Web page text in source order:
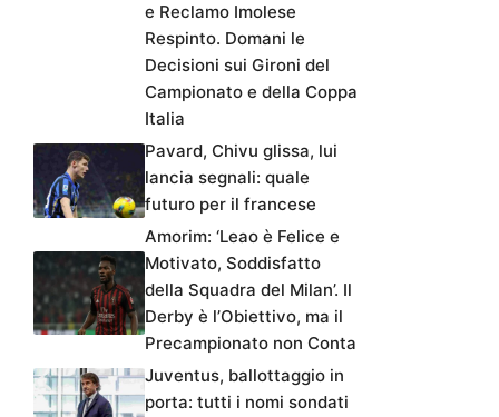
e Reclamo Imolese
Respinto. Domani le
Decisioni sui Gironi del
Campionato e della Coppa
Italia
Pavard, Chivu glissa, lui
lancia segnali: quale
futuro per il francese
Amorim: ‘Leao è Felice e
Motivato, Soddisfatto
della Squadra del Milan’. Il
Derby è l’Obiettivo, ma il
Precampionato non Conta
Juventus, ballottaggio in
porta: tutti i nomi sondati